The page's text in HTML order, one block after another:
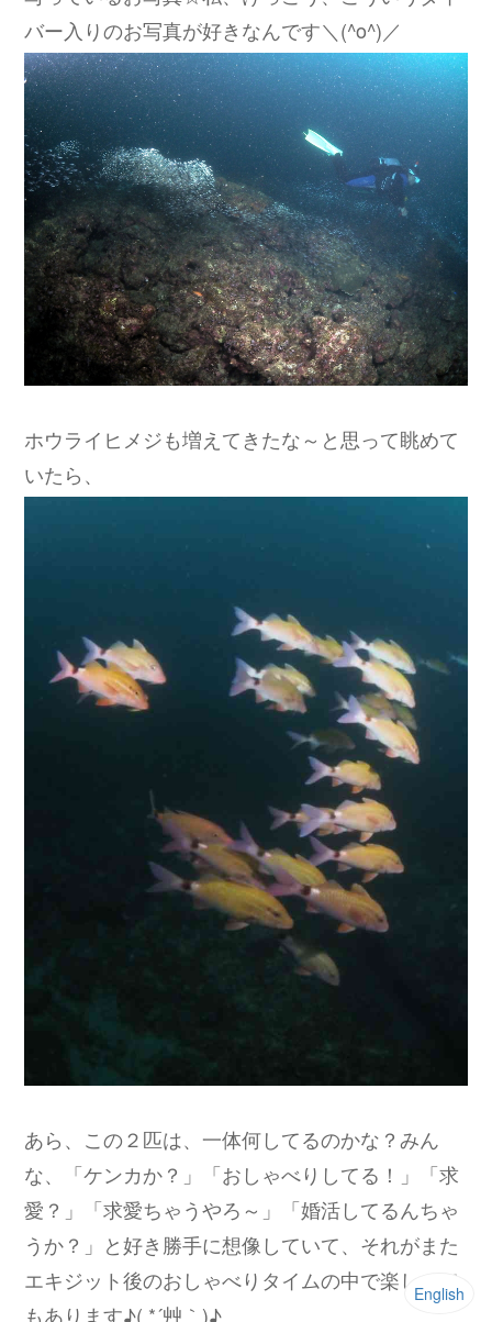
バー入りのお写真が好きなんです＼(^o^)／
ホウライヒメジも増えてきたな～と思って眺めて
いたら、
あら、この２匹は、一体何してるのかな？みん
な、「ケンカか？」「おしゃべりしてる！」「求
愛？」「求愛ちゃうやろ～」「婚活してるんちゃ
うか？」と好き勝手に想像していて、それがまた
エキジット後のおしゃべりタイムの中で楽しみで
もあります♪( *´艸｀)♪
English